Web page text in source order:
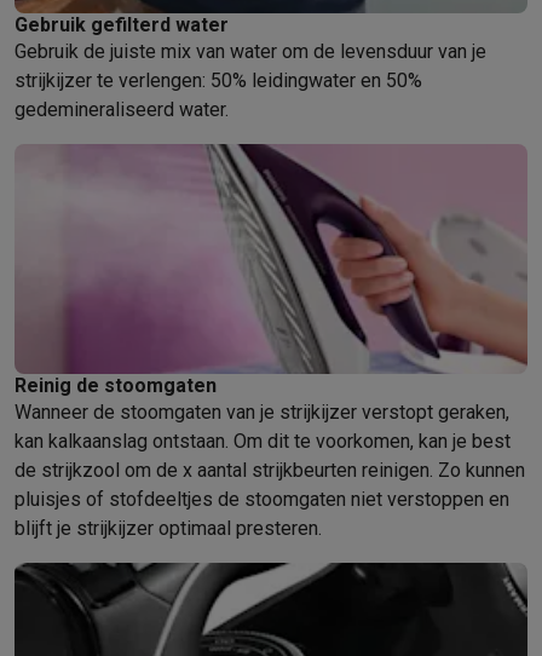
Eco producten
Ecocheques
Info ecochequesAlle eco productenAlle eco promoties
Refurbished
Refurbished smartphones Refurbished tabletsRefurbished
Wasmachines met ecochequesDroogkasten met ecocheques
Kleine keukentoestellen met ecochequesKoffiemachines met
Grote keukentoestellen
Koelkasten met ecocheques
Airco's met ecocheques
TV & audio
TV met ecochequesBluetooth speakers met ecocheques
Multimedia & telefonie
Smartphones met ecochequesTablets met ecocheques
Transport
Elektrische steps met ecocheques
Eco initiatieven
Energie besparenRecycleer je oud elektro
Gebruik gefilterd water
Gebruik de juiste mix van water om de levensduur van je
strijkijzer te verlengen: 50% leidingwater en 50%
gedemineraliseerd water.
Reinig de stoomgaten
Wanneer de stoomgaten van je strijkijzer verstopt geraken,
kan kalkaanslag ontstaan. Om dit te voorkomen, kan je best
de strijkzool om de x aantal strijkbeurten reinigen. Zo kunnen
pluisjes of stofdeeltjes de stoomgaten niet verstoppen en
blijft je strijkijzer optimaal presteren.